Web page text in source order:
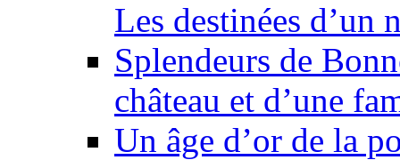
Les destinées d’un
Splendeurs de
château et d’une
Un âge d’or de la